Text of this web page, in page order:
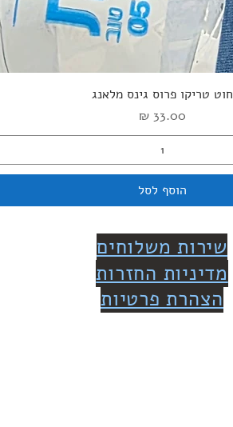
תצוגה מהירה
חוט טריקו פרוס גינס מלאנג
מחיר
הוסף לסל
שירות משלוחים
מדיניות החזרות
הצהרת פרטיות